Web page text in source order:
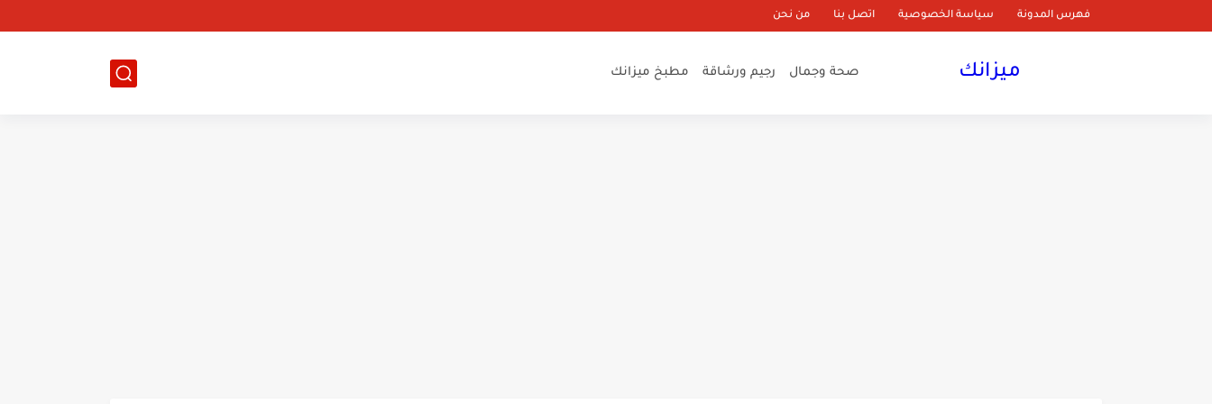
فهرس المدونة سياسة الخصوصية اتصل بنا من نحن
ميزانك صحة وجمال رجيم ورشاقة مطبخ ميزانك